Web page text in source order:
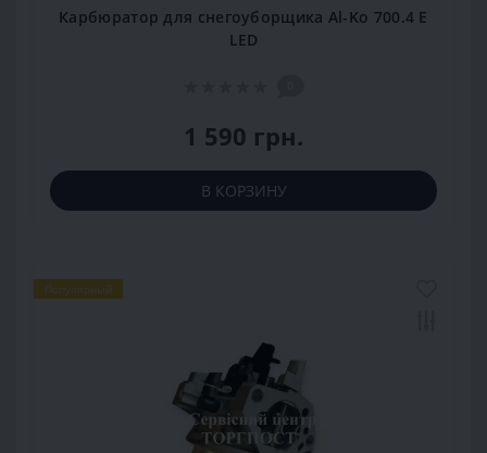
Карбюратор для снегоуборщика Al-Ko 700.4 E
LED
1 590 грн.
В КОРЗИНУ
Популярный